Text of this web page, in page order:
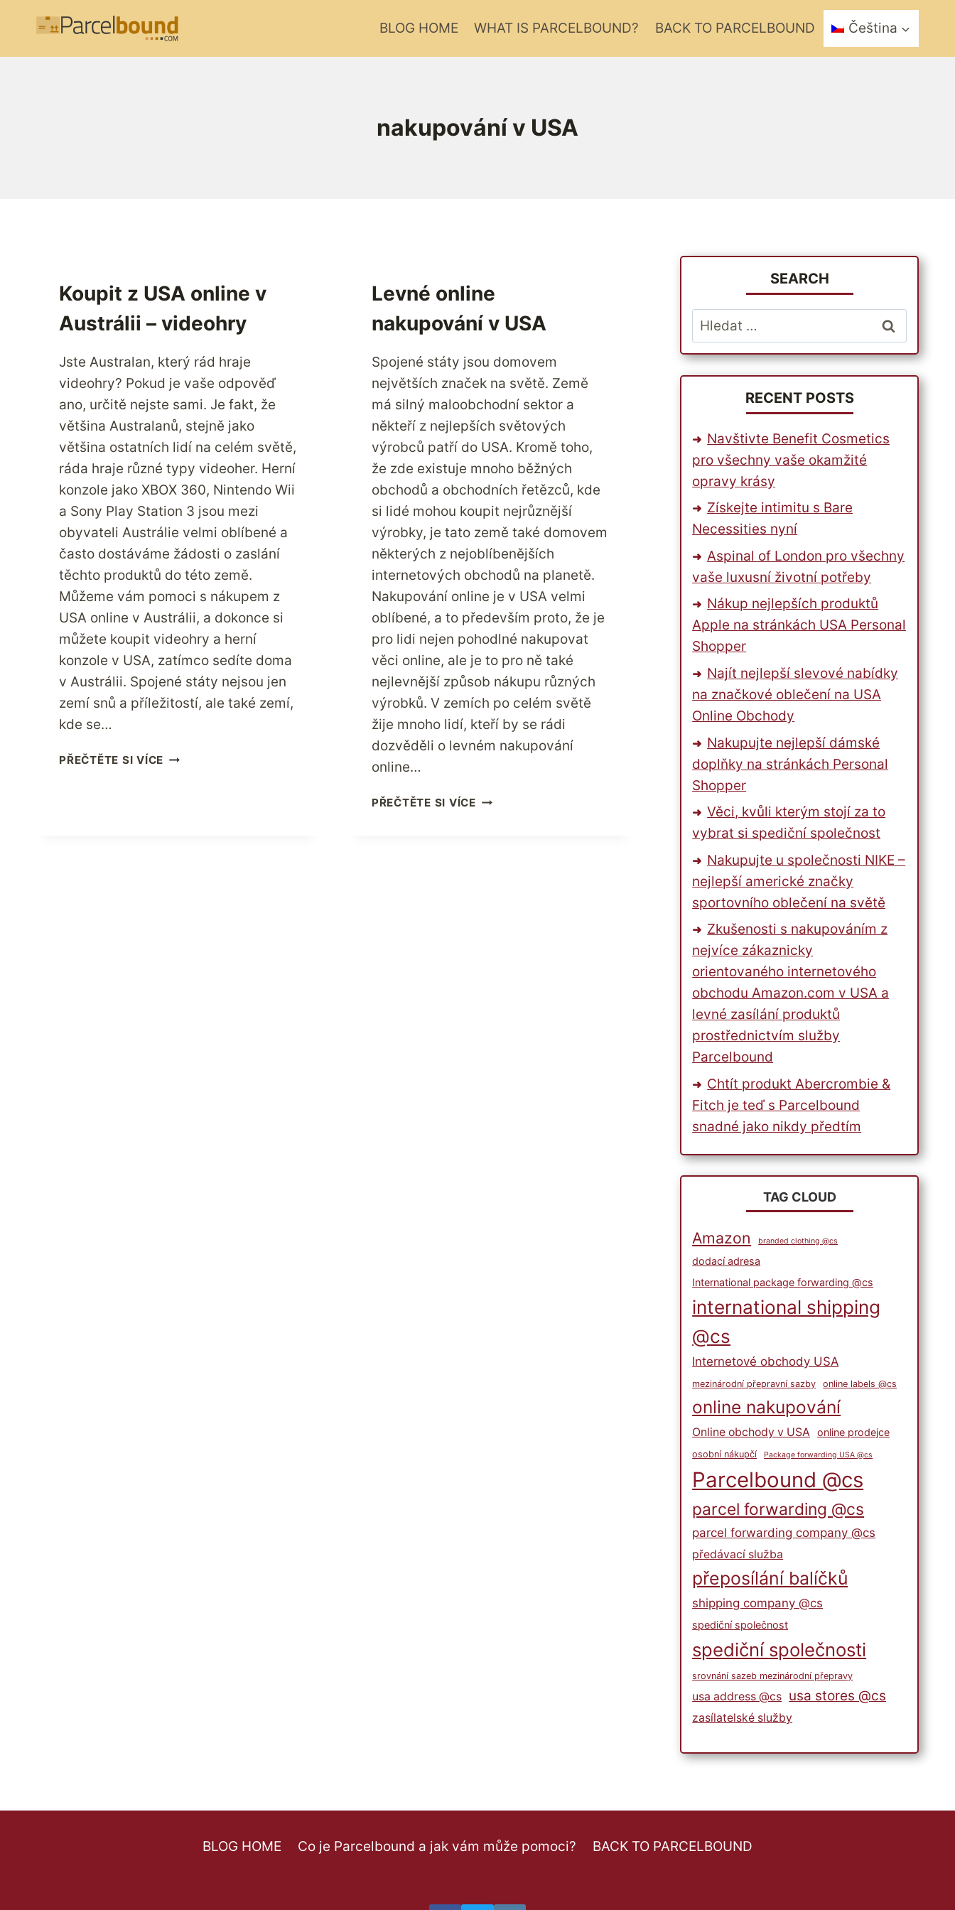
BLOG HOME WHAT IS PARCELBOUND? BACK TO PARCELBOUND Čeština
nakupování v USA
Koupit z USA online v
Austrálii – videohry
Jste Australan, který rád hraje
videohry? Pokud je vaše odpověď
ano, určitě nejste sami. Je fakt, že
většina Australanů, stejně jako
většina ostatních lidí na celém světě,
ráda hraje různé typy videoher. Herní
konzole jako XBOX 360, Nintendo Wii
a Sony Play Station 3 jsou mezi
obyvateli Austrálie velmi oblíbené a
často dostáváme žádosti o zaslání
těchto produktů do této země.
Můžeme vám pomoci s nákupem z
USA online v Austrálii, a dokonce si
můžete koupit videohry a herní
konzole v USA, zatímco sedíte doma
v Austrálii. Spojené státy nejsou jen
zemí snů a příležitostí, ale také zemí,
kde se…
PŘEČTĚTE SI VÍCE KOUPIT
Levné online
nakupování v USA
Spojené státy jsou domovem
největších značek na světě. Země
má silný maloobchodní sektor a
někteří z nejlepších světových
výrobců patří do USA. Kromě toho,
že zde existuje mnoho běžných
obchodů a obchodních řetězců, kde
si lidé mohou koupit nejrůznější
výrobky, je tato země také domovem
některých z nejoblíbenějších
internetových obchodů na planetě.
Nakupování online je v USA velmi
oblíbené, a to především proto, že je
pro lidi nejen pohodlné nakupovat
věci online, ale je to pro ně také
nejlevnější způsob nákupu různých
výrobků. V zemích po celém světě
žije mnoho lidí, kteří by se rádi
dozvěděli o levném nakupování
online…
PŘEČTĚTE SI VÍCELEVNÉ
SEARCH
Vyhledávání
RECENT POSTS
Navštivte Benefit Cosmetics
pro všechny vaše okamžité
opravy krásy
Získejte intimitu s Bare
Necessities nyní
Aspinal of London pro všechny
vaše luxusní životní potřeby
Nákup nejlepších produktů
Apple na stránkách USA Personal
Shopper
Najít nejlepší slevové nabídky
na značkové oblečení na USA
Online Obchody
Nakupujte nejlepší dámské
doplňky na stránkách Personal
Shopper
Věci, kvůli kterým stojí za to
vybrat si spediční společnost
Nakupujte u společnosti NIKE –
nejlepší americké značky
sportovního oblečení na světě
Zkušenosti s nakupováním z
nejvíce zákaznicky
orientovaného internetového
obchodu Amazon.com v USA a
levné zasílání produktů
prostřednictvím služby
Parcelbound
Chtít produkt Abercrombie &
Fitch je teď s Parcelbound
snadné jako nikdy předtím
TAG CLOUD
Amazon branded clothing @cs
dodací adresa
International package forwarding @cs
international shipping
@cs
Internetové obchody USA
mezinárodní přepravní sazby online labels @cs
online nakupování
Online obchody v USA online prodejce
osobní nákupčí Package forwarding USA @cs
Parcelbound @cs
parcel forwarding @cs
parcel forwarding company @cs
předávací služba
přeposílání balíčků
shipping company @cs
spediční společnost
spediční společnosti
srovnání sazeb mezinárodní přepravy
usa address @cs usa stores @cs
zasílatelské služby
BLOG HOME Co je Parcelbound a jak vám může pomoci? BACK TO PARCELBOUND